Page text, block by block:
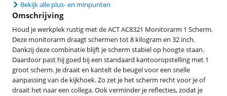
Bekijk alle plus- en minpunten
Omschrijving
Houd je werkplek rustig met de ACT AC8321 Monitorarm 1 Scherm.
Deze monitorarm draagt schermen tot 8 kilogram en 32 inch.
Dankzij deze combinatie blijft je scherm stabiel op hoogte staan.
Daardoor past hij goed bij een standaard kantooropstelling met 1
groot scherm. Je draait en kantelt de beugel voor een snelle
aanpassing van de kijkhoek. Zo zet je het scherm recht voor je of
draait het naar een collega. Ook verminder je reflecties, zodat je